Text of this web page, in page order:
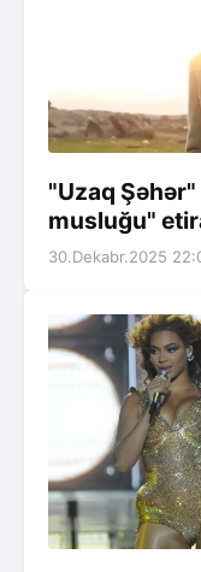
"Uzaq
musluğu"
30.Dekabr.2025